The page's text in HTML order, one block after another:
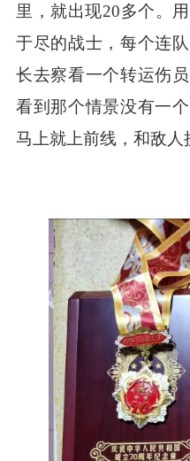
里，就出现20多个。
于尽的战士，每个连
长去察看一个转运伤
看到那个情景没有一
马上就上前线，和敌人